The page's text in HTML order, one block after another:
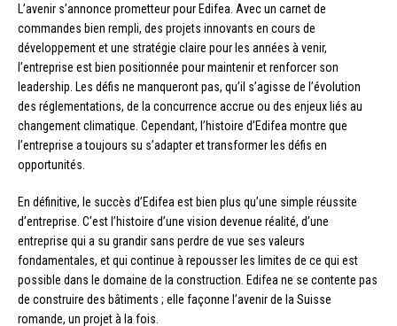
L’avenir s’annonce prometteur pour Edifea. Avec un carnet de
commandes bien rempli, des projets innovants en cours de
développement et une stratégie claire pour les années à venir,
l’entreprise est bien positionnée pour maintenir et renforcer son
leadership. Les défis ne manqueront pas, qu’il s’agisse de l’évolution
des réglementations, de la concurrence accrue ou des enjeux liés au
changement climatique. Cependant, l’histoire d’Edifea montre que
l’entreprise a toujours su s’adapter et transformer les défis en
opportunités.
En définitive, le succès d’Edifea est bien plus qu’une simple réussite
d’entreprise. C’est l’histoire d’une vision devenue réalité, d’une
entreprise qui a su grandir sans perdre de vue ses valeurs
fondamentales, et qui continue à repousser les limites de ce qui est
possible dans le domaine de la construction. Edifea ne se contente pas
de construire des bâtiments ; elle façonne l’avenir de la Suisse
romande, un projet à la fois.